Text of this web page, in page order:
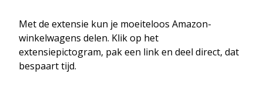
Met de extensie kun je moeiteloos Amazon-
winkelwagens delen. Klik op het
extensiepictogram, pak een link en deel direct, dat
bespaart tijd.